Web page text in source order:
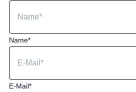
Name*
E-Mail*